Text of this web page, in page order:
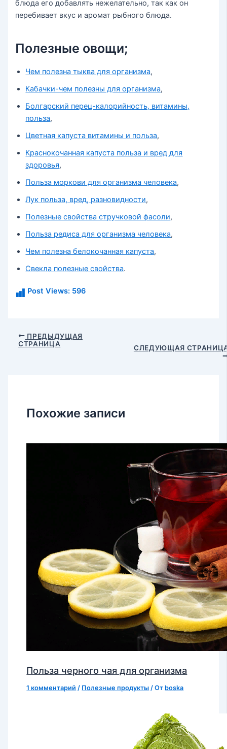
блюда его добавлять нежелательно, так как он
перебивает вкус и аромат рыбного блюда.
Полезные овощи;
Чем полезна тыква для организма,
Кабачки-чем полезны для организма,
Болгарский перец-калорийность, витамины,
польза,
Цветная капуста витамины и польза,
Краснокочанная капуста польза и вред для
здоровья,
Польза моркови для организма человека,
Лук польза, вред, разновидности,
Полезные свойства стручковой фасоли,
Польза редиса для организма человека,
Чем полезна белокочанная капуста,
Свекла полезные свойства.
Post Views: 596
Навигация
ПРЕДЫДУЩАЯ
СТРАНИЦА
СЛЕДУЮЩАЯ
Похожие записи
Польза черного чая для организма
1 комментарий / Полезные продукты / От boska